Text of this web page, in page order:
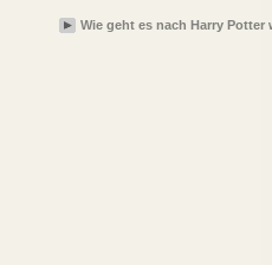
Wie geht es nach Harry Potter